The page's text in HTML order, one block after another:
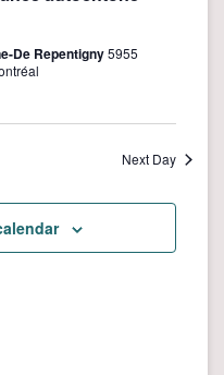
De Repentigny5955
Next Day